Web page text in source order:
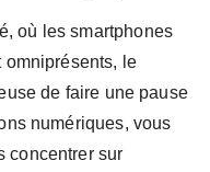
où les smartphones
omniprésents, le
de faire une pause
numériques, vous
concentrer sur